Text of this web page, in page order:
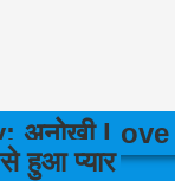
Love
हुआ प्यार